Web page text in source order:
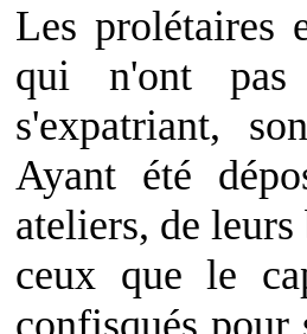
Les prolétaires
qui n'ont
s'expatriant,
Ayant été
ateliers, de
ceux que le
confisqués